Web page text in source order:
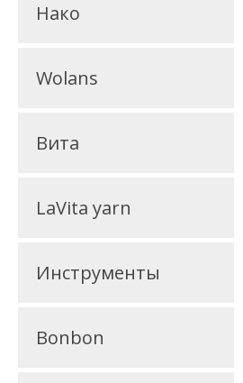
Нако
Wolans
Вита
LaVita yarn
Инструменты
Bonbon